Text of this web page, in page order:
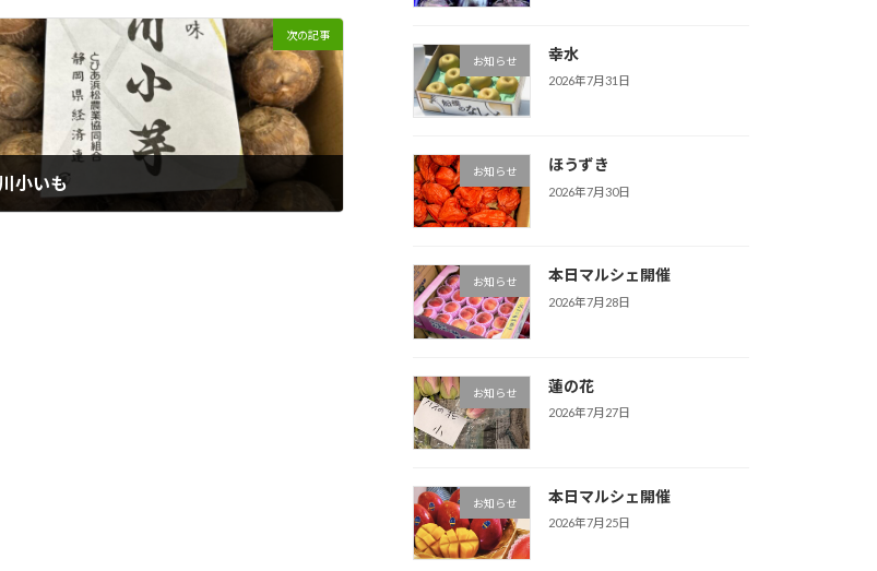
次の記事
小いも
お知らせ 幸水
2026年7月31日
お知らせ ほうずき
2026年7月30日
お知らせ 本日マルシェ開催
2026年7月28日
お知らせ 蓮の花
2026年7月27日
お知らせ 本日マルシェ開催
2026年7月25日